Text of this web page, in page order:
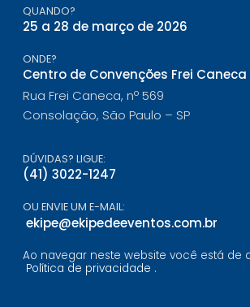
QUANDO?
25 a 28 de março de 2026
ONDE?
Centro de Convenções Frei Caneca
Rua Frei Caneca, nº 569
Consolação, São Paulo – SP
DÚVIDAS? LIGUE:
(41) 3022-1247
OU ENVIE UM E-MAIL:
ekipe@ekipedeeventos.com.br
Ao navegar neste website você está de
Política de privacidade .